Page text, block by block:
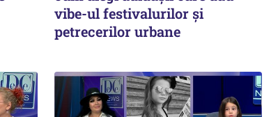
vibe-ul festivalurilor și
petrecerilor urbane